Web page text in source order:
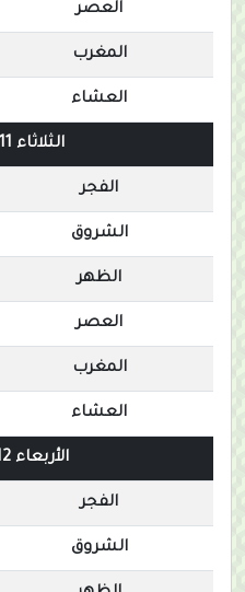
العصر
المغرب
العشاء
الثلاثاء 11-08-2026
الفجر
الشروق
الظهر
العصر
المغرب
العشاء
الأربعاء 12-08-2026
الفجر
الشروق